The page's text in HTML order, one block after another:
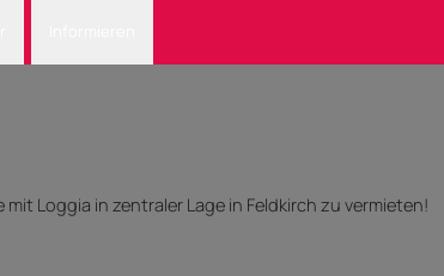
Loggia in zentraler Lage in Feldkirch zu vermieten!